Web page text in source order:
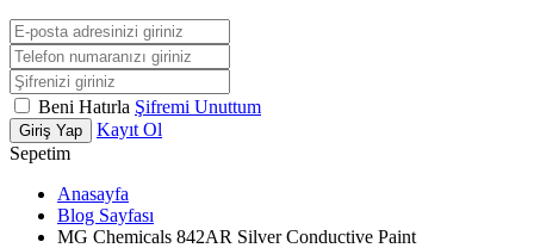
Beni Hatırla Şifremi Unuttum
Giriş Yap
Kayıt Ol
Sepetim
Anasayfa
Blog Sayfası
MG Chemicals 842AR Silver Conductive Paint